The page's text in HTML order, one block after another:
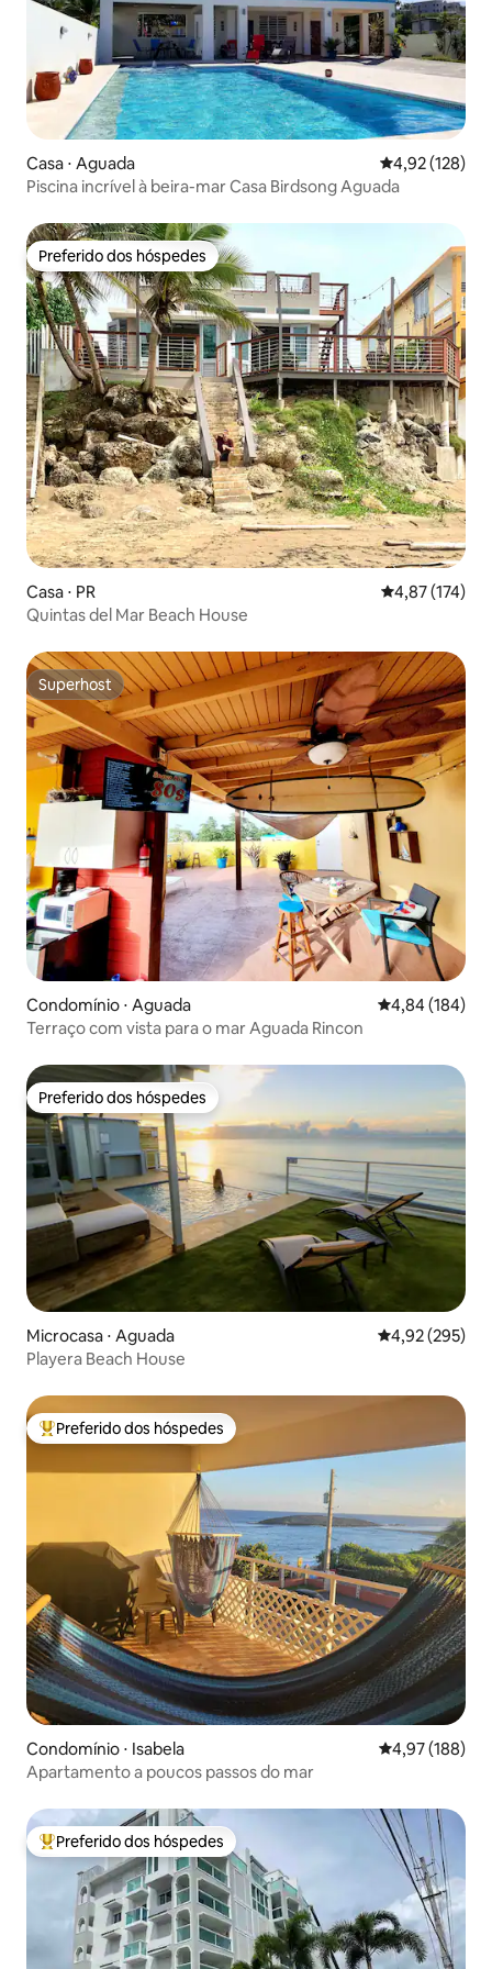
Casa ⋅ Aguada 4,92 de uma
4,92 (128)
Piscina incrível à beira-mar Casa Birdsong Aguada
Preferido dos hóspedes
Preferido dos hóspedes
Casa ⋅ PR 4,87 de uma
4,87 (174)
Quintas del Mar Beach House
Superhost
Superhost
Condomínio ⋅ Aguada 4,84 de uma
4,84 (184)
Terraço com vista para o mar Aguada Rincon
Preferido dos hóspedes
Preferido dos hóspedes
Microcasa ⋅ Aguada 4,92 de uma
4,92 (295)
Playera Beach House
Entre os melhores preferidos dos hóspedes
Preferido dos hóspedes
Condomínio ⋅ Isabela 4,97 de uma
4,97 (188)
Apartamento a poucos passos do mar
Entre os melhores preferidos dos hóspedes
Preferido dos hóspedes